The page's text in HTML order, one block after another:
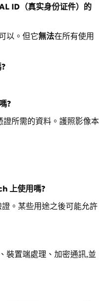
ID（真实身份证件）的
以。但它無法在所有使用
?
所需的資料。護照影像本
上使用嗎?
。某些用途之後可能允許
裝置端處理、加密通訊,並